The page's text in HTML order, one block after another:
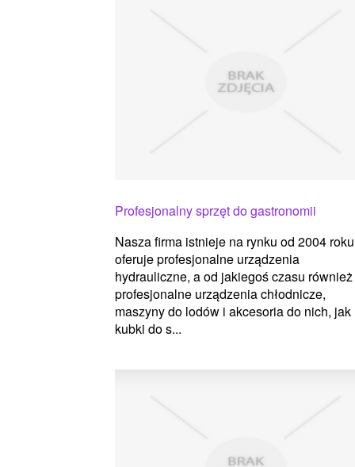
Profesjonalny sprzęt do gastronomii
Nasza firma istnieje na rynku od 2004
oferuje profesjonalne urządzenia
hydrauliczne, a od jakiegoś czasu również
profesjonalne urządzenia chłodnicze,
maszyny do lodów i akcesoria do nich, jak
kubki do s...